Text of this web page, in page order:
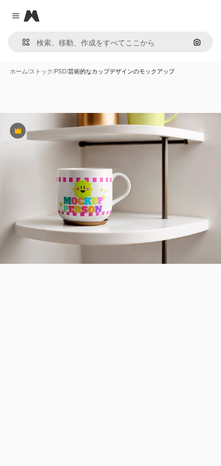
Close menu
Magnific
画像で
ホーム/ストック/PSD/芸術的なカップデザインのモックアップ
Premium